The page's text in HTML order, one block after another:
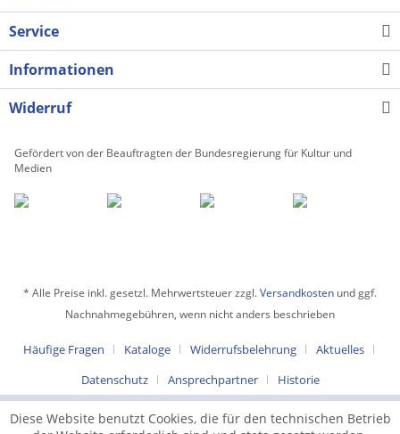
Service
Informationen
Widerruf
Gefördert von der Beauftragten der Bundesregierung für Kultur und
Medien
* Alle Preise inkl. gesetzl. Mehrwertsteuer zzgl.Versandkosten und ggf.
Nachnahmegebühren, wenn nicht anders beschrieben
Häufige Fragen Kataloge Widerrufsbelehrung
Aktuelles
Datenschutz
Ansprechpartner Historie
Diese Website benutzt Cookies, die für den technischen Betrieb